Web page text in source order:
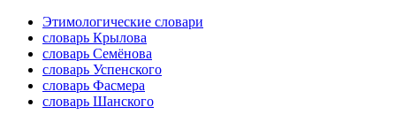
Этимологические словари
словарь Крылова
словарь Семёнова
словарь Успенского
словарь Фасмера
словарь Шанского